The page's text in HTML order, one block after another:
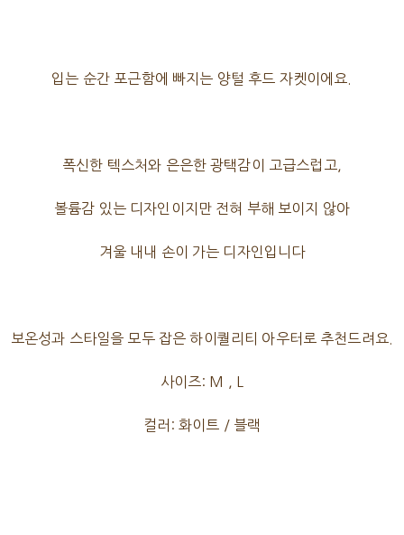
입는 순간 포근함에 빠지는 양털 후드 자켓이에요.
폭신한 텍스처와 은은한 광택감이 고급스럽고,
볼륨감 있는 디자인이지만 전혀 부해 보이지 않아
겨울 내내 손이 가는 디자인입니다
보온성과 스타일을 모두 잡은 하이퀄리티 아우터로 추천드려요.
사이즈: M , L
컬러: 화이트 / 블랙